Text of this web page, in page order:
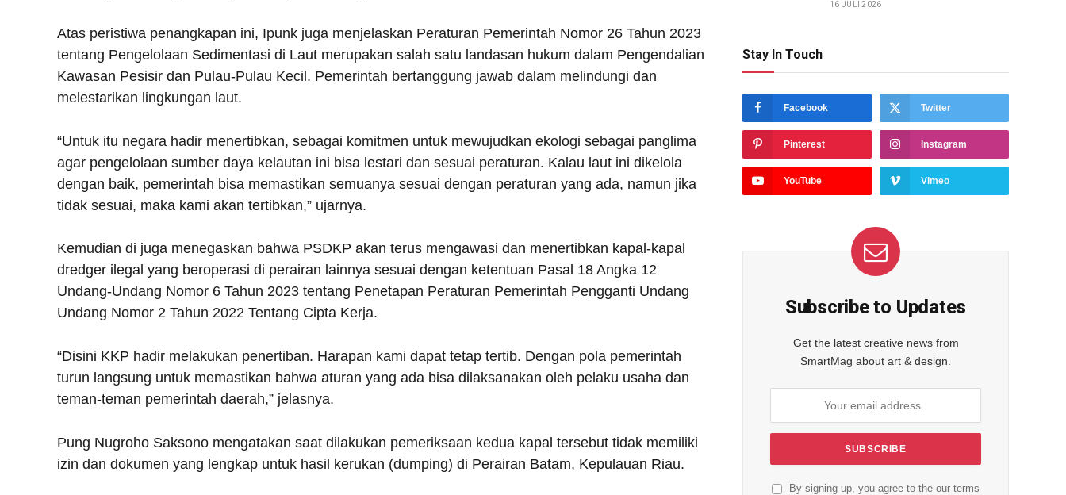
Atas peristiwa penangkapan ini, Ipunk juga menjelaskan Peraturan Pemerintah Nomor 26 Tahun 2023
tentang Pengelolaan Sedimentasi di Laut merupakan salah satu landasan hukum dalam Pengendalian
Kawasan Pesisir dan Pulau-Pulau Kecil. Pemerintah bertanggung jawab dalam melindungi dan
melestarikan lingkungan laut.
“Untuk itu negara hadir menertibkan, sebagai komitmen untuk mewujudkan ekologi sebagai panglima
agar pengelolaan sumber daya kelautan ini bisa lestari dan sesuai peraturan. Kalau laut ini dikelola
dengan baik, pemerintah bisa memastikan semuanya sesuai dengan peraturan yang ada, namun jika
tidak sesuai, maka kami akan tertibkan,” ujarnya.
Kemudian di juga menegaskan bahwa PSDKP akan terus mengawasi dan menertibkan kapal-kapal
dredger ilegal yang beroperasi di perairan lainnya sesuai dengan ketentuan Pasal 18 Angka 12
Undang-Undang Nomor 6 Tahun 2023 tentang Penetapan Peraturan Pemerintah Pengganti Undang
Undang Nomor 2 Tahun 2022 Tentang Cipta Kerja.
“Disini KKP hadir melakukan penertiban. Harapan kami dapat tetap tertib. Dengan pola pemerintah
turun langsung untuk memastikan bahwa aturan yang ada bisa dilaksanakan oleh pelaku usaha dan
teman-teman pemerintah daerah,” jelasnya.
Pung Nugroho Saksono mengatakan saat dilakukan pemeriksaan kedua kapal tersebut tidak memiliki
izin dan dokumen yang lengkap untuk hasil kerukan (dumping) di Perairan Batam, Kepulauan Riau.
16 JULI 2026
Stay In Touch
Facebook Twitter
Pinterest Instagram
YouTube Vimeo
Subscribe to Updates
Get the latest creative news from
SmartMag about art & design.
By signing up, you agree to the our terms